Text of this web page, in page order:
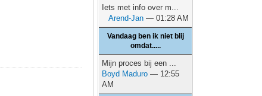
Iets met info over m...
Arend-Jan — 01:28 AM
Vandaag ben ik niet blij
omdat.....
Mijn proces bij een ...
Boyd Maduro — 12:55
AM